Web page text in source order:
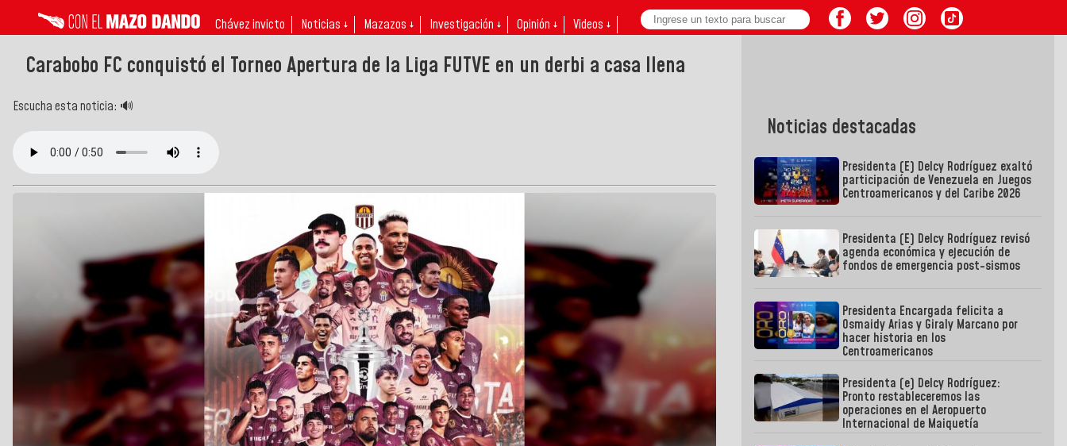
Chávez invicto Noticias ↓ Mazazos ↓ Investigación ↓ Opinión ↓ Videos ↓
Carabobo FC conquistó el Torneo Apertura de la Liga FUTVE en un derbi a casa llena
Escucha esta noticia: 🔊
Noticias destacadas
Presidenta (E) Delcy Rodríguez exaltó
participación de Venezuela en Juegos
Centroamericanos y del Caribe 2026
Presidenta (E) Delcy Rodríguez revisó
agenda económica y ejecución de
fondos de emergencia post-sismos
Presidenta Encargada felicita a
Osmaidy Arias y Giraly Marcano por
hacer historia en los
Centroamericanos
Presidenta (e) Delcy Rodríguez:
Pronto restableceremos las
operaciones en el Aeropuerto
Internacional de Maiquetía